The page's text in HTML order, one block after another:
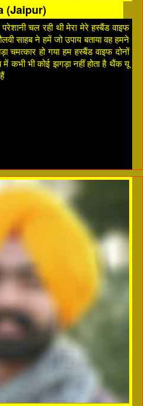
(Jaipur)
चल रही थी मेरा मेरे हस्बैंड वाइफ
साहब ने हमें जो उपाय बताया वह हमने
चमत्कार हो गया हम हस्बैंड वाइफ दोनों
कभी भी कोई झगड़ा नहीं होता है थैंक यू